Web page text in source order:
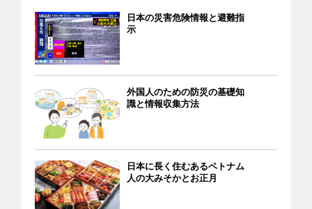
日本の災害危険情報と避難指
示
外国人のための防災の基礎知
識と情報収集方法
日本に長く住むあるベトナム
人の大みそかとお正月